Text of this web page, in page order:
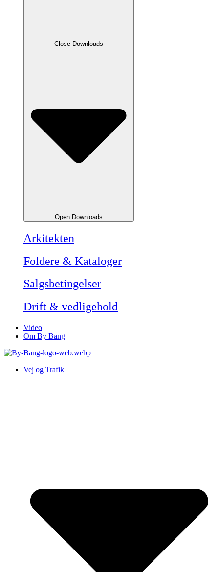
Close Downloads
Open Downloads
Arkitekten
Foldere & Kataloger
Salgsbetingelser
Drift & vedligehold
Video
Om By Bang
Vej og Trafik